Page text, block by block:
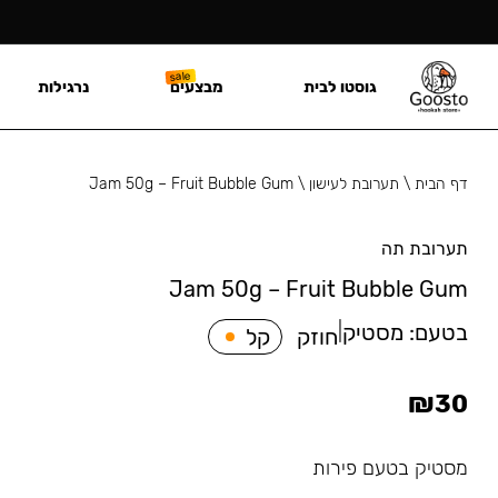
דף הבית\ תערובת לעישון \
Jam 50g – Fruit Bubble Gum
תערובת תה
Jam 50g – Fruit Bubble Gum
בטעם: מסטיק חוזק קל
₪30
מסטיק בטעם פירות
גוסטו לבית מבצעים נרגילות